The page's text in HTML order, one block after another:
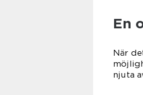
En
När
njuta